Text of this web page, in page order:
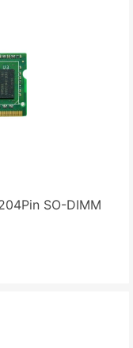
SO-DIMM